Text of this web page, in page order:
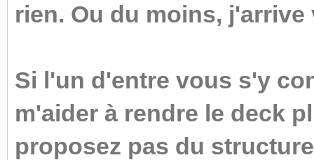
rien. Ou du moins,
Si l'un d'entre vous s'y
m'aider à rendre le deck
proposez pas du